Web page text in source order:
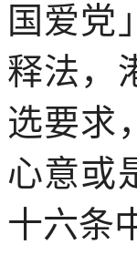
国爱党
释法，
选要求
心意或
十六条